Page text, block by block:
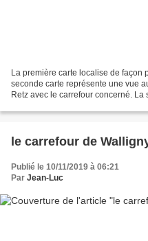
La première carte localise de façon
seconde carte représente une vue
Retz avec le carrefour concerné.
le carrefour de
Publié le 10/11/2019 à 06:21
Par Jean-Luc